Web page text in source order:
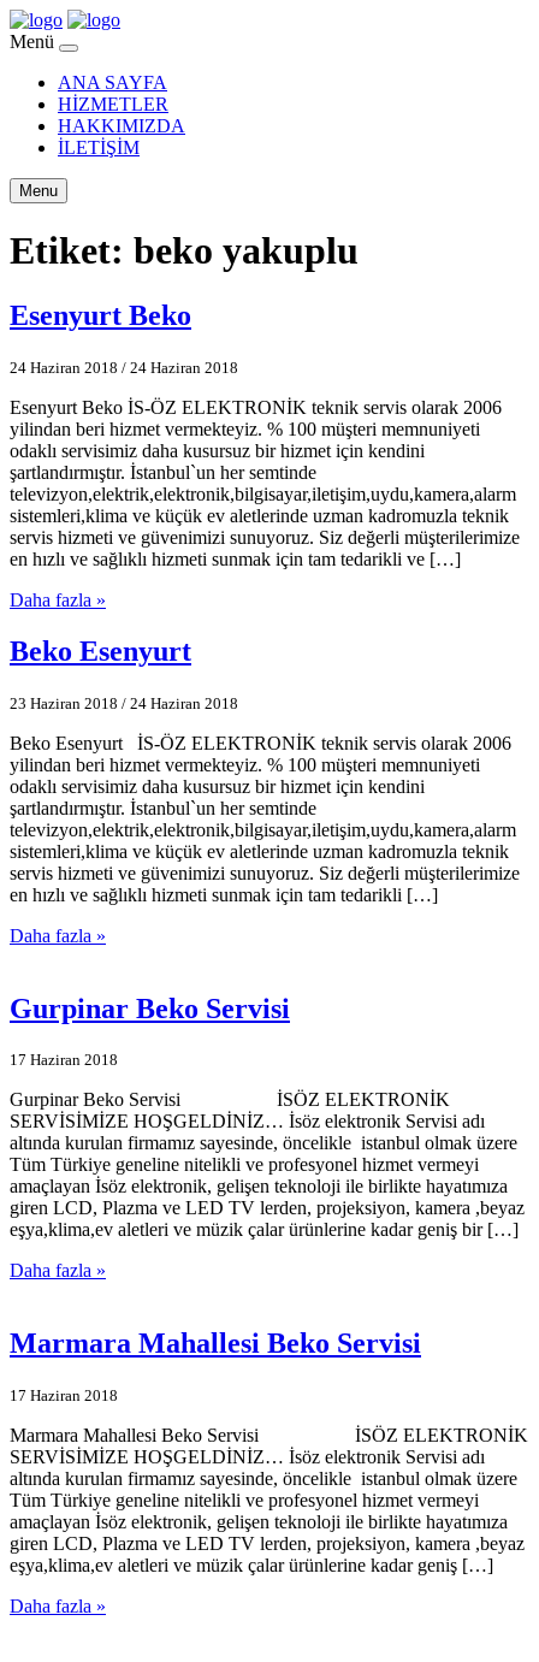
Menü
ANA SAYFA
HİZMETLER
HAKKIMIZDA
İLETİŞİM
Menu
Etiket: beko yakuplu
Esenyurt Beko
24 Haziran 2018 / 24 Haziran 2018
Esenyurt Beko İS-ÖZ ELEKTRONİK teknik servis olarak 2006
yilindan beri hizmet vermekteyiz. % 100 müşteri memnuniyeti
odaklı servisimiz daha kusursuz bir hizmet için kendini
şartlandırmıştır. İstanbul`un her semtinde
televizyon,elektrik,elektronik,bilgisayar,iletişim,uydu,kamera,alarm
sistemleri,klima ve küçük ev aletlerinde uzman kadromuzla teknik
servis hizmeti ve güvenimizi sunuyoruz. Siz değerli müşterilerimize
en hızlı ve sağlıklı hizmeti sunmak için tam tedarikli ve […]
Daha fazla »
Beko Esenyurt
23 Haziran 2018 / 24 Haziran 2018
Beko Esenyurt İS-ÖZ ELEKTRONİK teknik servis olarak 2006
yilindan beri hizmet vermekteyiz. % 100 müşteri memnuniyeti
odaklı servisimiz daha kusursuz bir hizmet için kendini
şartlandırmıştır. İstanbul`un her semtinde
televizyon,elektrik,elektronik,bilgisayar,iletişim,uydu,kamera,alarm
sistemleri,klima ve küçük ev aletlerinde uzman kadromuzla teknik
servis hizmeti ve güvenimizi sunuyoruz. Siz değerli müşterilerimize
en hızlı ve sağlıklı hizmeti sunmak için tam tedarikli […]
Daha fazla »
Gurpinar Beko Servisi
17 Haziran 2018
Gurpinar Beko Servisi İSÖZ ELEKTRONİK
SERVİSİMİZE HOŞGELDİNİZ… İsöz elektronik Servisi adı
altında kurulan firmamız sayesinde, öncelikle istanbul olmak üzere
Tüm Türkiye geneline nitelikli ve profesyonel hizmet vermeyi
amaçlayan İsöz elektronik, gelişen teknoloji ile birlikte hayatımıza
giren LCD, Plazma ve LED TV lerden, projeksiyon, kamera ,beyaz
eşya,klima,ev aletleri ve müzik çalar ürünlerine kadar geniş bir […]
Daha fazla »
Marmara Mahallesi Beko Servisi
17 Haziran 2018
Marmara Mahallesi Beko Servisi İSÖZ ELEKTRONİK
SERVİSİMİZE HOŞGELDİNİZ… İsöz elektronik Servisi adı
altında kurulan firmamız sayesinde, öncelikle istanbul olmak üzere
Tüm Türkiye geneline nitelikli ve profesyonel hizmet vermeyi
amaçlayan İsöz elektronik, gelişen teknoloji ile birlikte hayatımıza
giren LCD, Plazma ve LED TV lerden, projeksiyon, kamera ,beyaz
eşya,klima,ev aletleri ve müzik çalar ürünlerine kadar geniş […]
Daha fazla »